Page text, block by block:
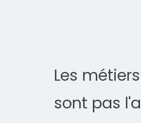
Les
sont pas